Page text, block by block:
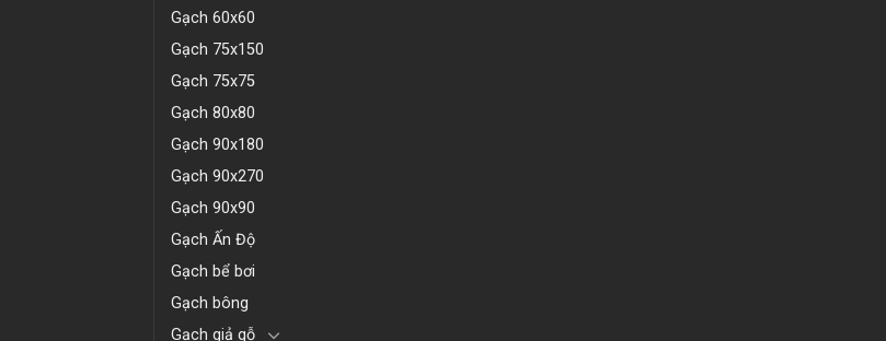
Gạch 60x60
Gạch 75x150
Gạch 75x75
Gạch 80x80
Gạch 90x180
Gạch 90x270
Gạch 90x90
Gạch Ấn Độ
Gạch bể bơi
Gạch bông
Gạch giả gỗ